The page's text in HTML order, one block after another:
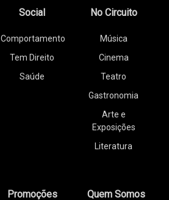
Social
Comportamento
Tem Direito
Saúde
No Circuito
Música
Cinema
Teatro
Gastronomia
Arte e
Exposições
Literatura
Promoções Quem Somos